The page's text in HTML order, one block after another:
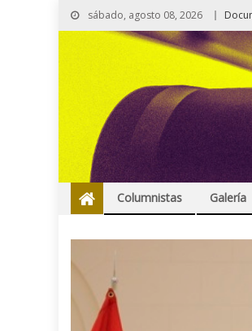
sábado, agosto 08, 2026
Columnistas Galería